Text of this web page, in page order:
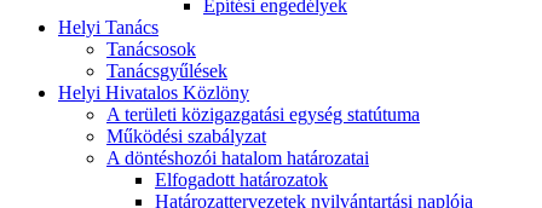
Építési engedélyek
Helyi Tanács
Tanácsosok
Tanácsgyűlések
Helyi Hivatalos Közlöny
A területi közigazgatási egység statútuma
Működési szabályzat
A döntéshozói hatalom határozatai
Elfogadott határozatok
Határozattervezetek nyilvántartási naplója